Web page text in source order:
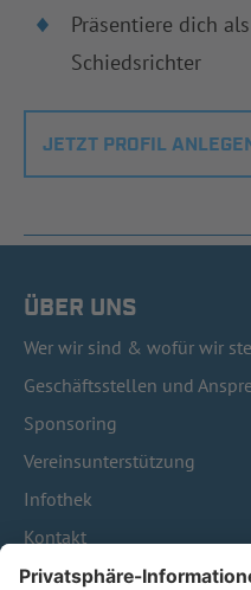
Präsentiere dich
Schiedsrichter
JETZT PROFIL
ÜBER UNS
Wer wir sind & wofür wir
Geschäftsstellen und
Sponsoring
Vereinsunterstützung
Infothek
Kontakt